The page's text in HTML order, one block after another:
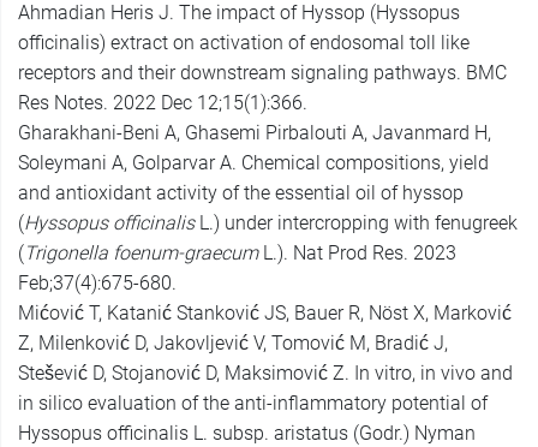
Ahmadian Heris J. The impact of Hyssop (Hyssopus
officinalis) extract on activation of endosomal toll like
receptors and their downstream signaling pathways. BMC
Res Notes. 2022 Dec 12;15(1):366.
Gharakhani-Beni A, Ghasemi Pirbalouti A, Javanmard H,
Soleymani A, Golparvar A. Chemical compositions, yield
and antioxidant activity of the essential oil of hyssop
(Hyssopus officinalisL.) under intercropping with fenugreek
(Trigonella foenum-graecumL.). Nat Prod Res. 2023
Feb;37(4):675-680.
Mićović T, Katanić Stanković JS, Bauer R, Nöst X, Marković
Z, Milenković D, Jakovljević V, Tomović M, Bradić J,
Stešević D, Stojanović D, Maksimović Z. In vitro, in vivo and
in silico evaluation of the anti-inflammatory potential of
Hyssopus officinalis L. subsp. aristatus (Godr.) Nyman